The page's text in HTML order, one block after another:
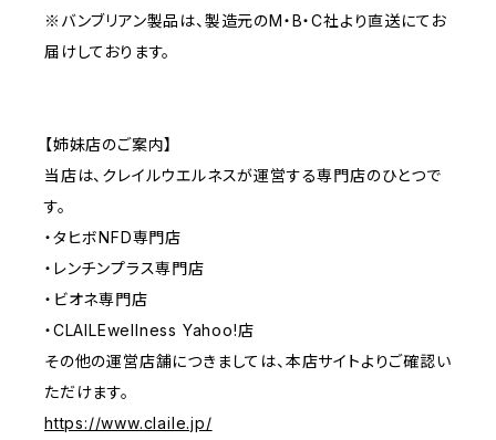
※バンブリアン製品は、製造元のM・B・C社より直送にてお
届けしております。
【姉妹店のご案内】
当店は、クレイルウエルネスが運営する専門店のひとつで
す。
・タヒボNFD専門店
・レンチンプラス専門店
・ビオネ専門店
・CLAILEwellness Yahoo!店
その他の運営店舗につきましては、本店サイトよりご確認い
ただけます。
https://www.claile.jp/